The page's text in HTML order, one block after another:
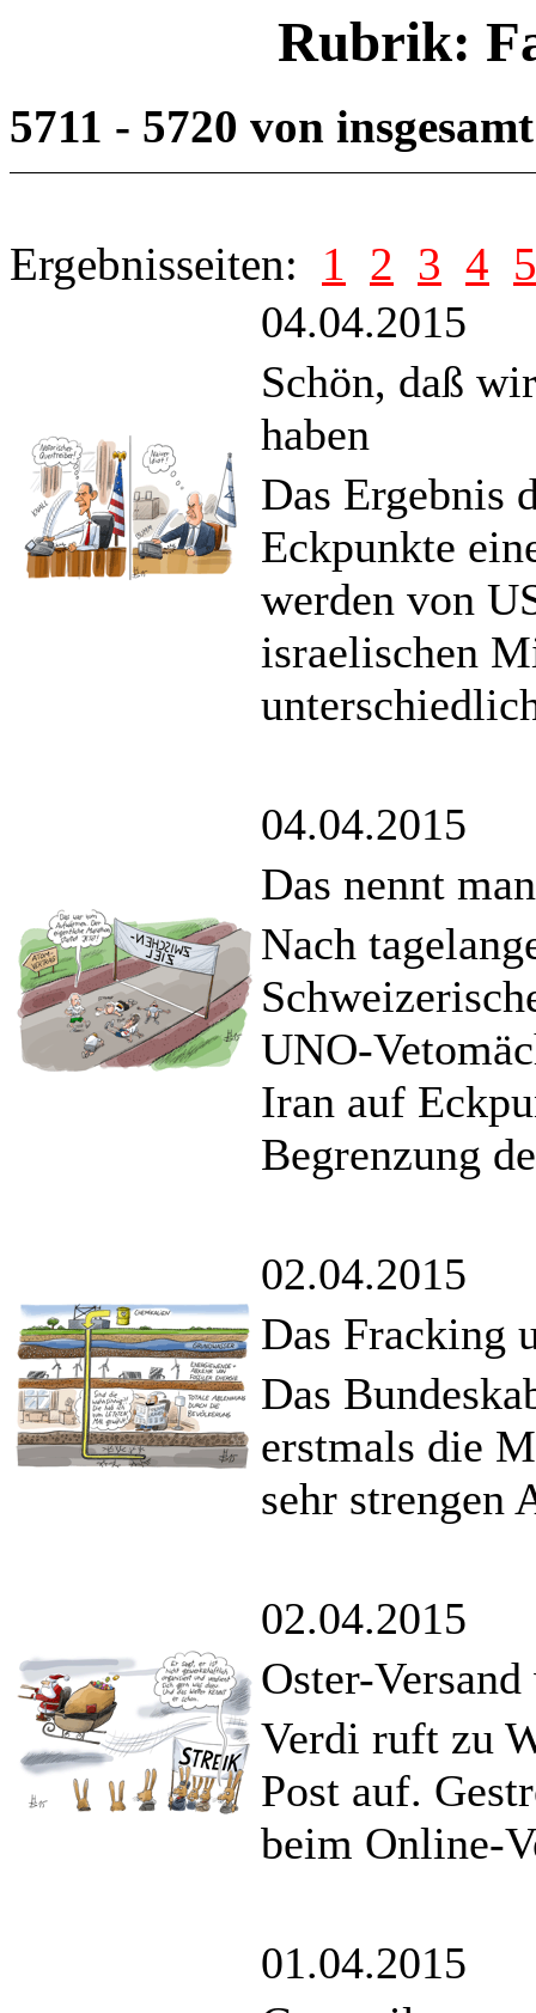
Rubrik:
5711 - 5720 von
Ergebnisseiten: 1 2 3 4 5
04.04.2015
Schön, daß
haben
Das Ergebnis
Eckpunkte
werden von
israelischen
04.04.2015
Das nennt
Nach
UNO-
Iran auf
Begrenzung
02.04.2015
Das Fracking
Das
erstmals die
sehr strengen
02.04.2015
Oster-
Verdi ruft zu
Post auf.
beim Online-
01.04.2015